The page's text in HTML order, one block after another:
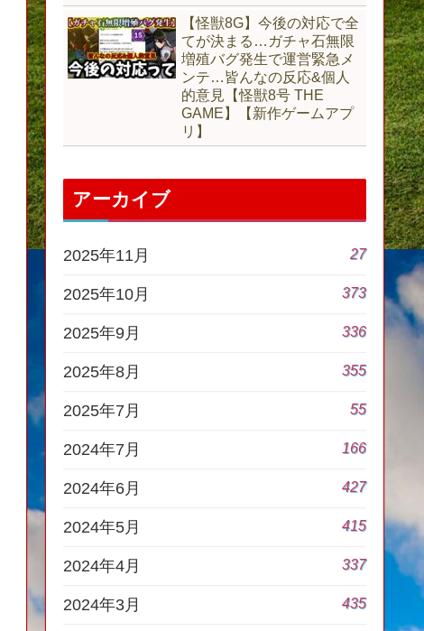
【怪獣8G】今後の対応で全
てが決まる…ガチャ石無限
増殖バグ発生で運営緊急メ
ンテ…皆んなの反応&個人
的意見【怪獣8号 THE
GAME】【新作ゲームアプ
リ】
アーカイブ
2025年11月 27
2025年10月 373
2025年9月 336
2025年8月 355
2025年7月 55
2024年7月 166
2024年6月 427
2024年5月 415
2024年4月 337
2024年3月 435